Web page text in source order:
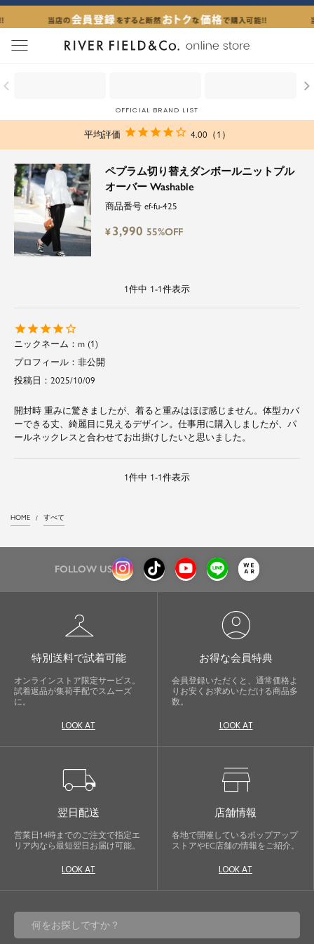
menu
OFFICIAL BRAND LIST
ペプラム切り替えダンボールニットプル
オーバー Washable
商品番号 ef-fu-425
¥3,990 55%OFF
4.00 1
1件中 1-1件表示
m 1
非公開
投稿日
2025/10/09
開封時 重みに驚きましたが、着ると重みはほぼ感じません。体型カバ
ーできる丈、綺麗目に見えるデザイン。仕事用に購入しましたが、パ
ールネックレスと合わせてお出掛けしたいと思いました。
1件中 1-1件表示
HOME すべて
FOLLOW US
checkroom
特別送料で試着可能
オンラインストア限定サービス。
試着返品が集荷手配でスムーズ
に。
LOOK AT
account_circle
お得な会員特典
会員登録いただくと、通常価格よ
りお安くお求めいただける商品多
数。
LOOK AT
local_shipping
翌日配送
営業日14時までのご注文で指定エ
リア内なら最短翌日お届け可能。
LOOK AT
store
店舗情報
各地で開催しているポップアップ
ストアやEC店舗の情報をご紹介。
LOOK AT